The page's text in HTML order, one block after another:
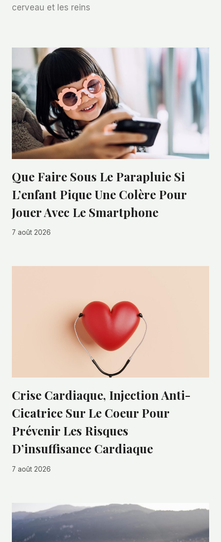
cerveau et les reins
Que Faire Sous Le Parapluie Si
L’enfant Pique Une Colère Pour
Jouer Avec Le Smartphone
7 août 2026
Crise Cardiaque, Injection Anti-
Cicatrice Sur Le Coeur Pour
Prévenir Les Risques
D’insuffisance Cardiaque
7 août 2026